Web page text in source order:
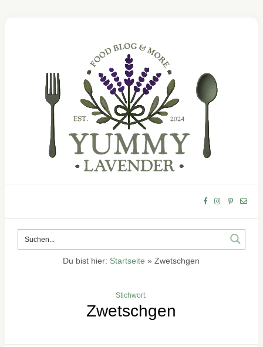
Du bist hier: Startseite »Zwetschgen
Stichwort:
Zwetschgen